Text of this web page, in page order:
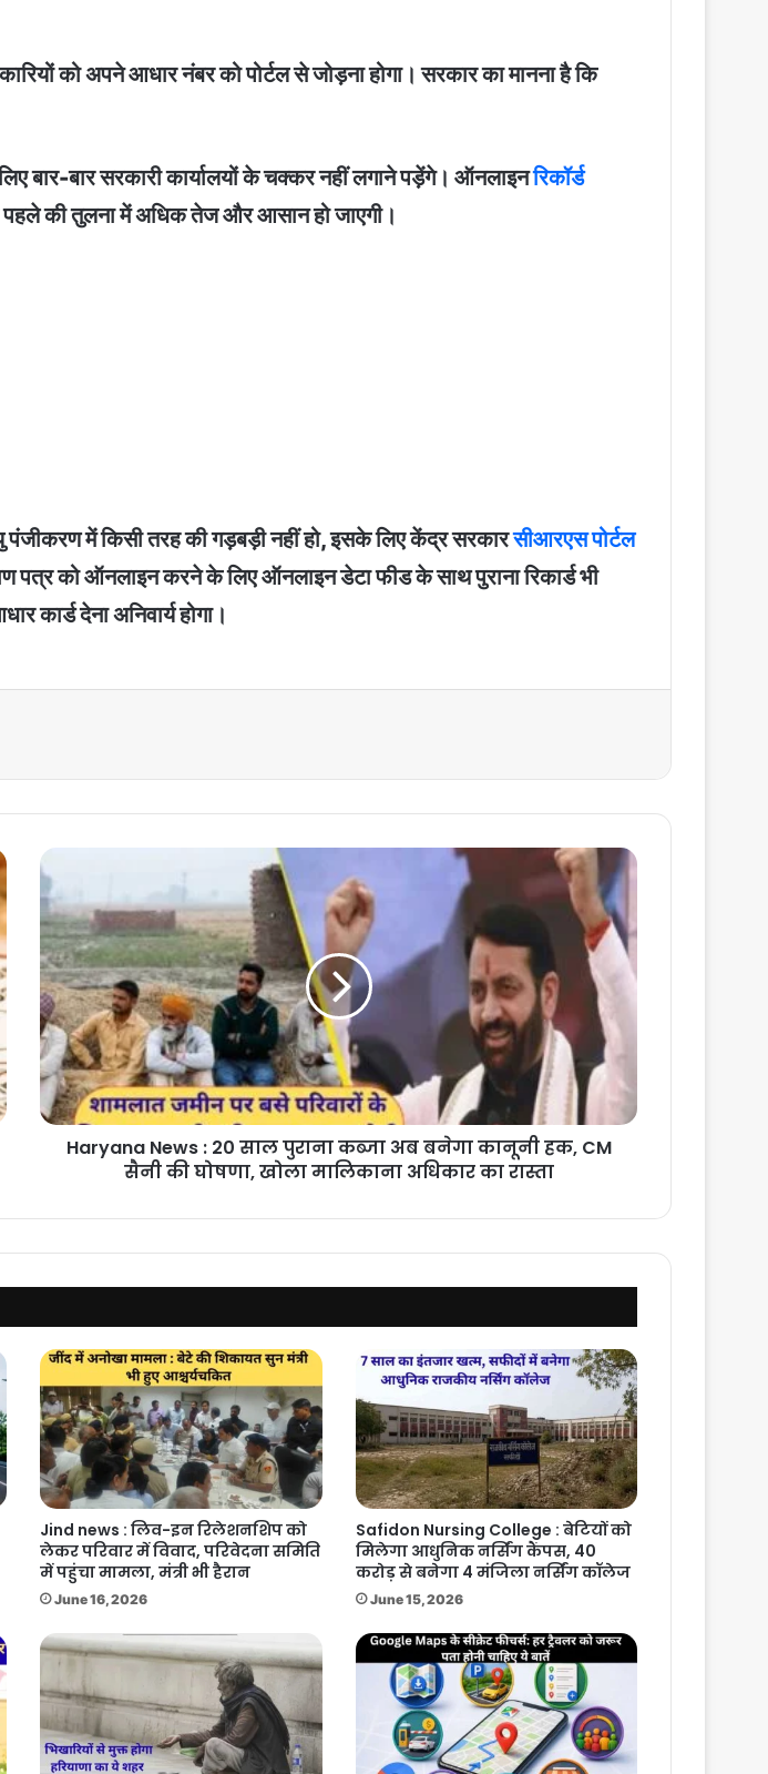
को अपने आधार नंबर को पोर्टल से जोड़ना होगा। सरकार का मानना है कि
बार-बार सरकारी कार्यालयों के चक्कर नहीं लगाने पड़ेंगे। ऑनलाइनरिकॉर्ड
पहले की तुलना में अधिक तेज और आसान हो जाएगी।
पंजीकरण में किसी तरह की गड़बड़ी नहीं हो, इसके लिए केंद्र सरकारसीआरएस पोर्टल
को ऑनलाइन करने के लिए ऑनलाइन डेटा फीड के साथ पुराना रिकार्ड भी
कार्ड देना अनिवार्य होगा।
Haryana
News
20
साल
पुराना
कब्जा
अब
बनेगा
कानूनी
हक,
CM
अधिकार
Haryana News : 20 साल पुराना कब्जा अब बनेगा कानूनी हक, CM
सैनी की घोषणा, खोला मालिकाना अधिकार का रास्ता
Jind news : लिव-इन रिलेशनशिप को
लेकर परिवार में विवाद, परिवेदना समिति
में पहुंचा मामला, मंत्री भी हैरान
June 16, 2026
Safidon Nursing College : बेटियों को
मिलेगा आधुनिक नर्सिंग कैंपस, 40
करोड़ से बनेगा 4 मंजिला नर्सिंग कॉलेज
June 15, 2026